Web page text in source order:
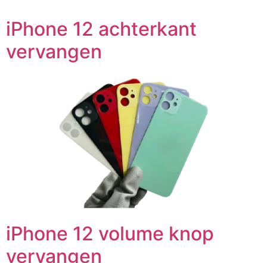
iPhone 12 achterkant
vervangen
iPhone 12 volume knop
vervangen